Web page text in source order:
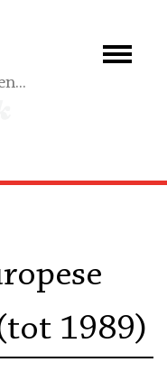
1989)